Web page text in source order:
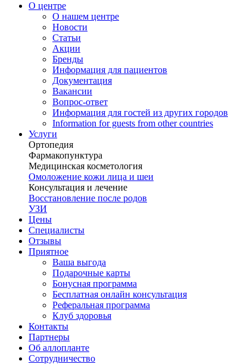
О центре
О нашем центре
Новости
Статьи
Акции
Бренды
Информация для пациентов
Документация
Вакансии
Вопрос-ответ
Информация для гостей из других городов
Information for guests from other countries
Услуги
Ортопедия
Фармакопунктура
Медицинская косметология
Омоложение кожи лица и шеи
Консультация и лечение
Восстановление после родов
УЗИ
Цены
Специалисты
Отзывы
Приятное
Ваша выгода
Подарочные карты
Бонусная программа
Бесплатная онлайн консультация
Реферальная программа
Клуб здоровья
Контакты
Партнеры
Об аллопланте
Сотрудничество